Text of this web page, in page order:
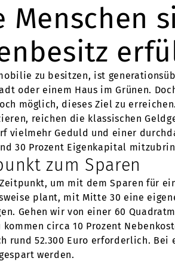
Menschen
zu besitzen, ist
oder einem Haus im Grünen.
möglich, dieses Ziel zu erreichen.
reichen die klassischen
vielmehr Geduld und einer
30 Prozent Eigenkapital
zum Sparen
um mit dem Sparen für
plant, mit Mitte 30 eine
Gehen wir von einer 60
kommen circa 10 Prozent
rund 52.300 Euro erforderlich.
werden.